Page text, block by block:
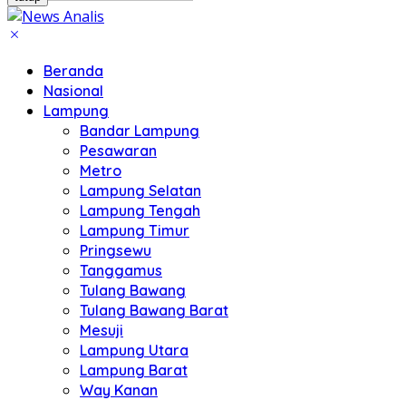
Beranda
Nasional
Lampung
Bandar Lampung
Pesawaran
Metro
Lampung Selatan
Lampung Tengah
Lampung Timur
Pringsewu
Tanggamus
Tulang Bawang
Tulang Bawang Barat
Mesuji
Lampung Utara
Lampung Barat
Way Kanan